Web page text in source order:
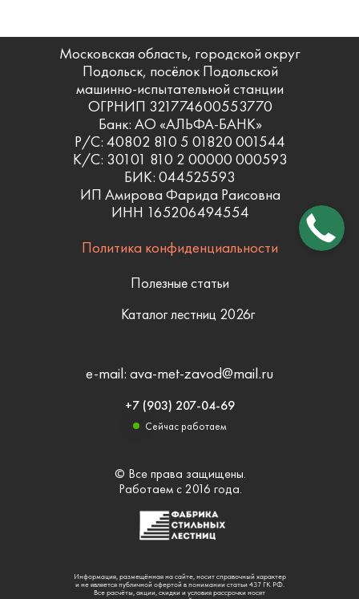
© Все права защищены.
Работаем с 2016 года.
Информация, размещённая на сайте, носит справочный характер
и не является публичной офертой в понимании статьи 437 ГК РФ.
Все расчёты, акции, скидки и условия рассрочки носят
Сейчас работаем
Московская область, городской округ
Подольск, посёлок Подольской
машинно-испытательной станции
ОГРНИП 321774600553770
Банк: АО «АЛЬФА-БАНК»
Р/С: 40802 810 5 01820 001544
К/С: 30101 810 2 00000 000593
БИК: 044525593
ИП Амирова Фарида Раисовна
ИНН 165206494554
Политика конфиденциальности
Полезные статьи
Каталог лестниц 2026г
e-mail: ava-met-zavod@mail.ru
+7 (903) 207-04-69